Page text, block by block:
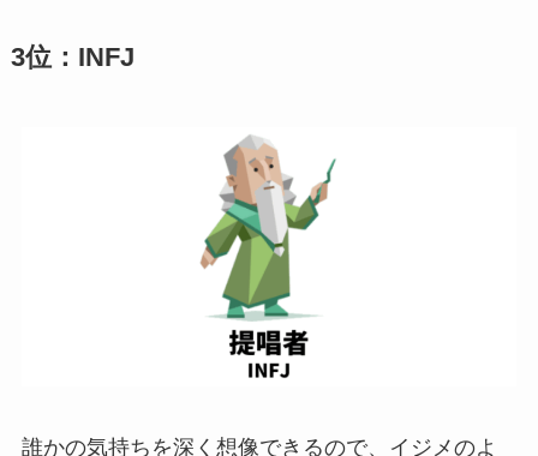
3位：INFJ
誰かの気持ちを深く想像できるので、イジメのよ